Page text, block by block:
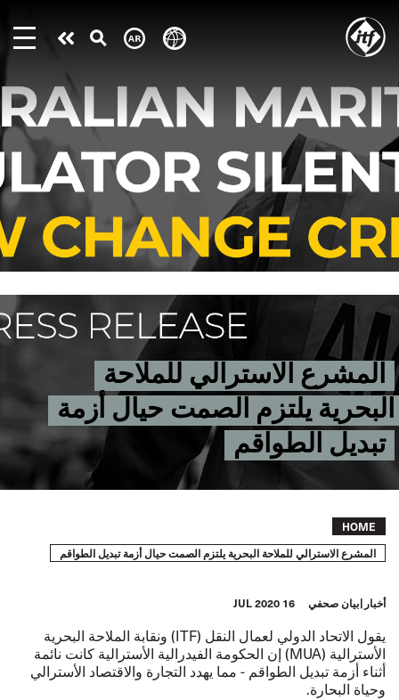
main
المشرع الاسترالي للملاحة
البحرية يلتزم الصمت حيال أزمة
تبديل الطواقم
Take
Breadcrumb
HOME
المشرع الاسترالي للملاحة البحرية يلتزم الصمت حيال أزمة تبديل الطواقم
أخبار بيان صحفي 16 JUL 2020
يقول الاتحاد الدولي لعمال النقل (ITF) ونقابة الملاحة البحرية
الأسترالية (MUA) إن الحكومة الفيدرالية الأسترالية كانت نائمة
أثناء أزمة تبديل الطواقم - مما يهدد التجارة والاقتصاد الأسترالي
وحياة البحارة.